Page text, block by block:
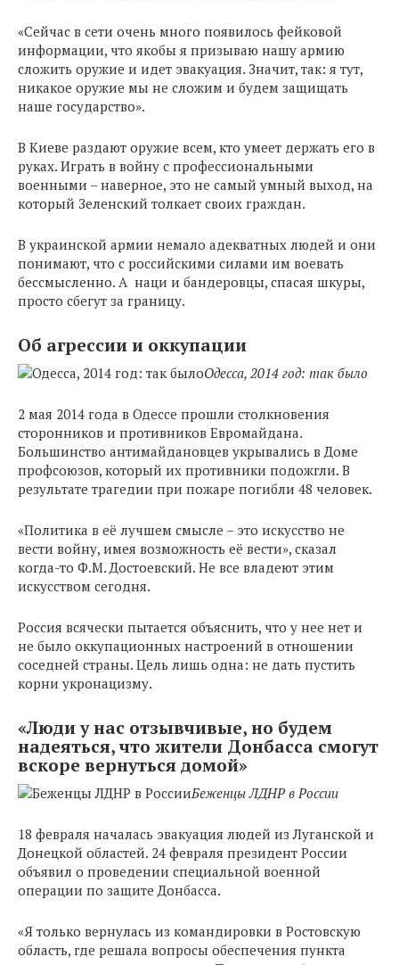
«Сейчас в сети очень много появилось фейковой
информации, что якобы я призываю нашу армию
сложить оружие и идет эвакуация. Значит, так: я тут,
никакое оружие мы не сложим и будем защищать
наше государство».
В Киеве раздают оружие всем, кто умеет держать его в
руках. Играть в войну с профессиональными
военными – наверное, это не самый умный выход, на
который Зеленский толкает своих граждан.
В украинской армии немало адекватных людей и они
понимают, что с российскими силами им воевать
бессмысленно. А наци и бандеровцы, спасая шкуры,
просто сбегут за границу.
Об агрессии и оккупации
Одесса, 2014 год: так было
2 мая 2014 года в Одессе прошли столкновения
сторонников и противников Евромайдана.
Большинство антимайдановцев укрывались в Доме
профсоюзов, который их противники подожгли. В
результате трагедии при пожаре погибли 48 человек.
«Политика в её лучшем смысле – это искусство не
вести войну, имея возможность её вести», сказал
когда-то Ф.М. Достоевский. Не все владеют этим
искусством сегодня.
Россия всячески пытается объяснить, что у нее нет и
не было оккупационных настроений в отношении
соседней страны. Цель лишь одна: не дать пустить
корни укронацизму.
«Люди у нас отзывчивые, но будем
надеяться, что жители Донбасса смогут
вскоре вернуться домой»
Беженцы ЛДНР в России
18 февраля началась эвакуация людей из Луганской и
Донецкой областей. 24 февраля президент России
объявил о проведении специальной военной
операции по защите Донбасса.
«Я только вернулась из командировки в Ростовскую
область, где решала вопросы обеспечения пункта